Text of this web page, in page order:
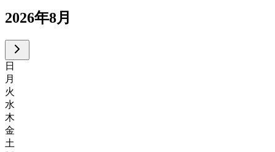
2026年8月
日
月
火
水
木
金
土